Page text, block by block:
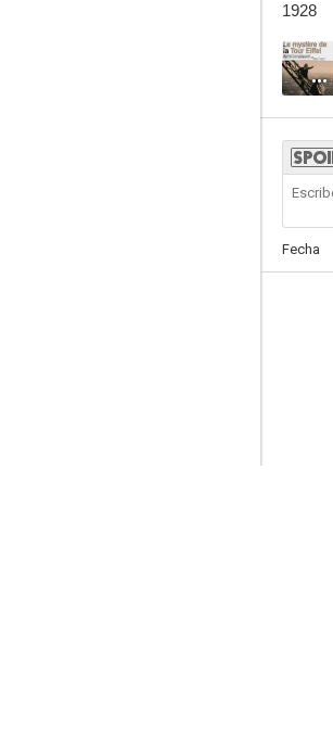
1928
--
Fecha